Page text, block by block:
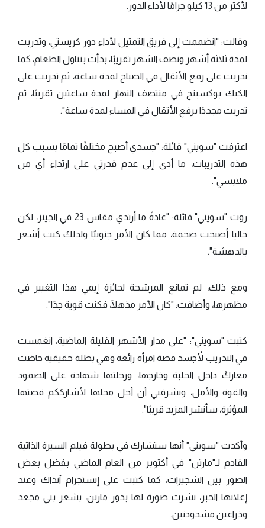
لأكثر من 13 كيلو جرامًا لأداء الدور.
وقالت: "انضممت إلى فريق التمثيل لأداء دور كريستي، وتدربت
لمدة ثلاثة أشهر ونصف الشهر تقريبًا، بدأت بتناول الطعام، كما
تدربت على رفع الأثقال في الصباح لمدة ساعة، ثم تدربت على
الكيك بوكسينج في منتصف النهار لمدة ساعتين تقريبًا، ثم
تدربت مجددًا برفع الأثقال في المساء لمدة ساعة".
اعترفت "سويني" قائلة: "جسدي أصبح مختلفًا تمامًا بسبب كل
هذه التدريبات، ما أدى إلى عدم قدرتي على ارتداء أي من
ملابسي".
روت "سويني" قائلة: "عادةً ما أرتدي مقاس 23 في الجينز، لكن
حاليا أصبحت ضخمة، مما كان الأمر جنونيًا ولذلك كنت أشعر
بالدهشة".
ومع ذلك، لم تمانع المرشحة لجائزة إيمي هذا التغيير في
مظهرها، وأضافت: "كان الأمر مذهلًا، فكنت قوية جدًا".
كتبت "سويني": "على مدار الأشهر القليلة الماضية، انغمست
في التدريب لأُجسد قصة امرأة رائعة وهي بطلة حقيقية خاضت
معاركَ داخل الحلبة وخارجها، ورحلتها شهادة على الصمود
والقوة والأمل، ويشرفني أن أحل محلها لأشارككم قصتها
المؤثرة، سأنشر المزيد قريبًا".
وأكدت "سويني" أنها ستشارك في بطولة فيلم السيرة الذاتية
القادم لـ"مارتن" في أكتوبر من العام الماضي بفضل بعض
الصور بين الشجيرات، كما كتبت على إنستجرام آنذاك وعند
إعلانها الخبر، نشرت صورة لها بدور مارتن، بشعر بني مجعد
وذراعين مشدودتين.